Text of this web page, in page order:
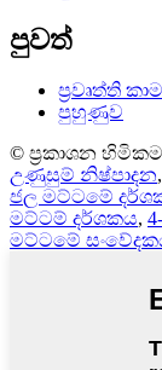
පුවත්
ප්‍රවෘත්ති
පුහුණුව
© ප්‍රකාශන
උණුසුම් නිෂ්පාදන,
ජල මට්ටමේ
මට්ටම් දර්ශකය,
මට්ටමේ